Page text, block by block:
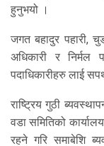
हुनुभयो ।
जगत बहादुर पहारी,
अधिकारी र निर्मल
पदाधिकारीहरु लाई
राष्ट्रिय गुठी
वडा समितिको
रहने गरि समाबेशि